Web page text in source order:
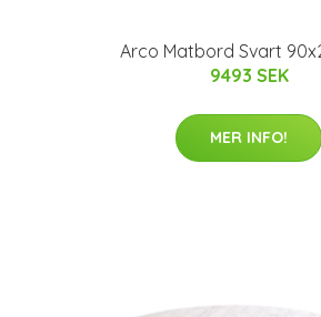
Arco Matbord Svart
9493 SEK
MER INFO!